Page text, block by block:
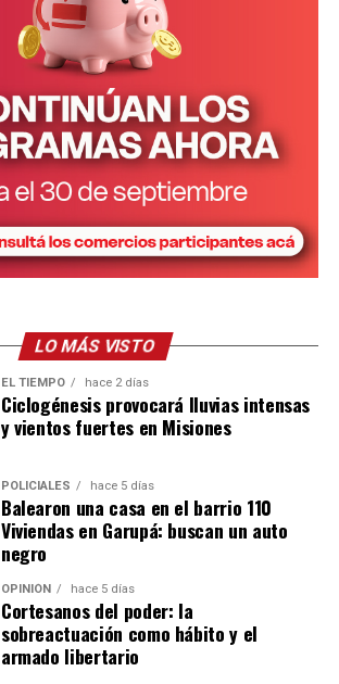
LO MÁS VISTO
EL TIEMPO hace 2 días
Ciclogénesis provocará lluvias intensas
y vientos fuertes en Misiones
POLICIALES hace 5 días
Balearon una casa en el barrio 110
Viviendas en Garupá: buscan un auto
negro
OPINIÓN hace 5 días
Cortesanos del poder: la
sobreactuación como hábito y el
armado libertario